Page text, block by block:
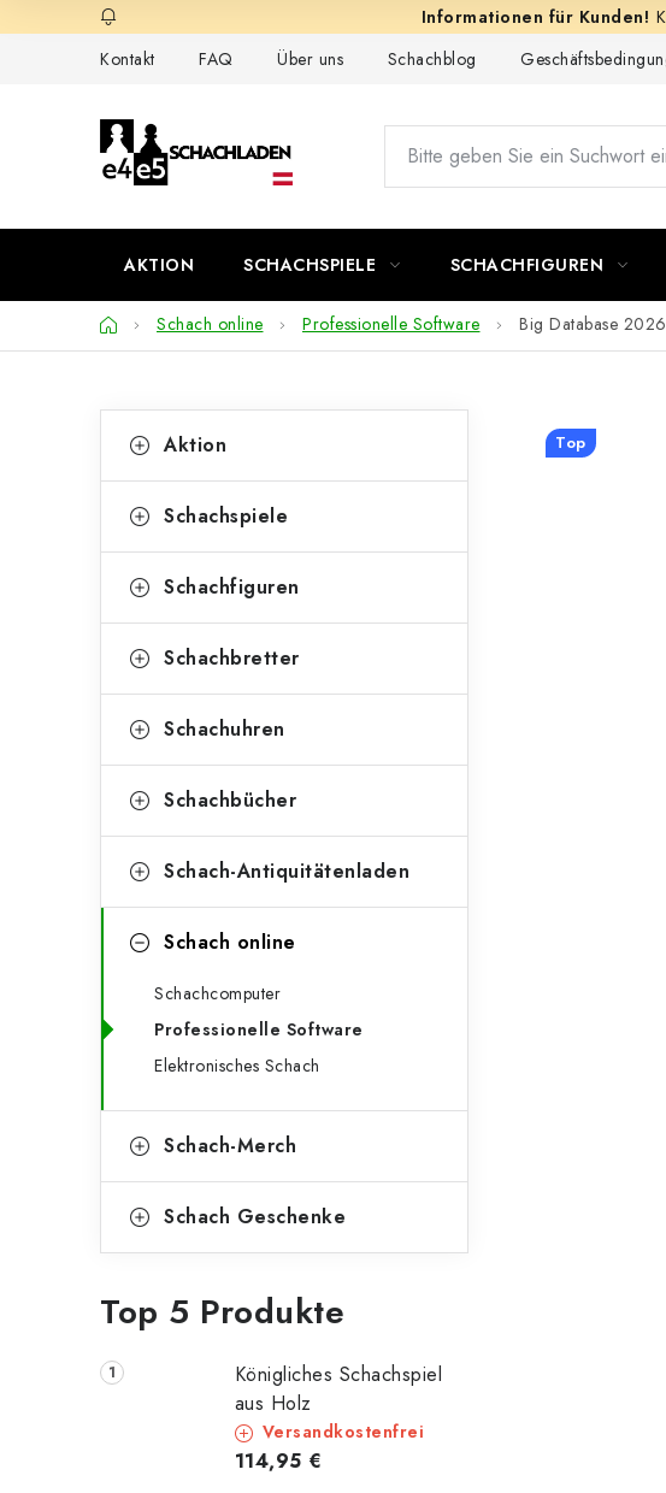
Inhalt
Kontakt
FAQ Über uns Schachblog
AKTION SCHACHSPIELE SCHACHFIGUREN
StartseiteSchach online Professionelle Software Big Database 2026
e
t
e
l
e
s
überspringen
a
e
o
i
Aktion
Schachspiele
Schachfiguren
Schachbretter
Schachuhren
Schachbücher
Schach-Antiquitätenladen
Schach online
Schachcomputer
Professionelle Software
Elektronisches Schach
Schach-Merch
Schach Geschenke
Top 5 Produkte
Königliches Schachspiel
aus Holz
Versandkostenfrei
114,95 €
Top